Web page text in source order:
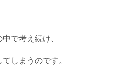
で考え続け、
しまうのです。